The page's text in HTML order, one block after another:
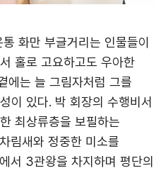
화만 부글거리는 인물들이
홀로 고요하고도 우아한
에는 늘 그림자처럼 그를
이 있다. 박 회장의 수행비서
최상류층을 보필하는
림새와 정중한 미소를
서 3관왕을 차지하며 평단의